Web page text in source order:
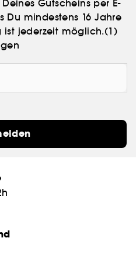
Gutscheins per E-
Du mindestens 16 Jahre
ist jederzeit möglich.(1)